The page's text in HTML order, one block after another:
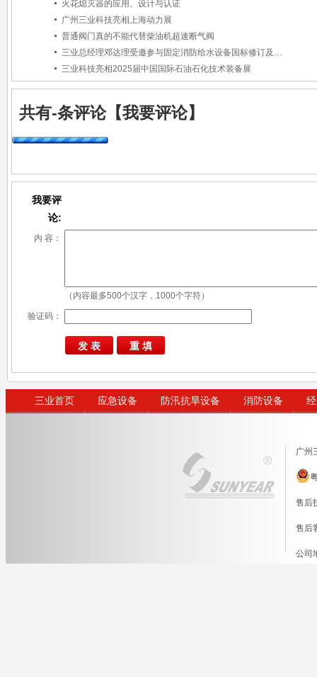
火花熄灭器的应用、设计与认证
广州三业科技亮相上海动力展
普通阀门真的不能代替柴油机超速断气阀
三业总经理邓达理受邀参与固定消防给水设备国标修订及外文版编制第三次工作会议
三业科技亮相2025届中国国际石油石化技术装备展
共有-条评论【我要评论】
我要评
论:
内 容：
（内容最多500个汉字，1000个字符）
验证码：
三业首页 应急设备 防汛抗旱设备 消防设备
广州
售后
售后
公司